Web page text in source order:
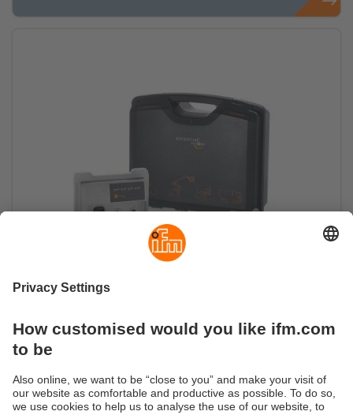
Kit de démarrage ecomatController
L'introduction à la programmation avec un